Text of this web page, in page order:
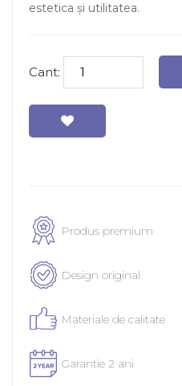
estetica și utilitatea.
Cant:
Produs premium
Design original
Materiale de calitate
Garantie 2 ani